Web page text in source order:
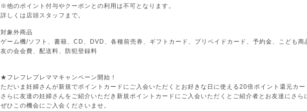
※他のポイント付与やクーポンとの利用は不可となります。
詳しくは店頭スタッフまで。
対象外商品
ゲーム機/ソフト、書籍、CD、DVD、各種前売券、ギフトカード、プリペイドカード、予約金、こども商
友の会会費、配送料、防犯登録料
★フレフレプレママキャンペーン開始！
ただいま妊婦さんが新規でポイントカードにご入会いただくとお好きな日に使える20倍ポイント還元カー
さらに友達の妊婦さんをご紹介いただき新規ポイントカードにご入会いただくとご紹介者とお友達にさら
ぜひこの機会にご入会くださいませ。